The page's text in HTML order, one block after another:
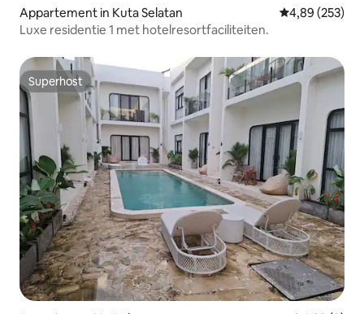
Appartement in Kuta Selatan Gemiddelde
4,89 (253)
Luxe residentie 1 met hotelresortfaciliteiten.
Superhost
Superhost